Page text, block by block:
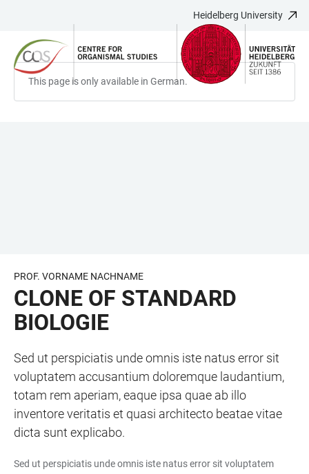
ACCESSIBILITY
LINKS
MAIN
CONTENT
MAIN
NAVIGATION
SEARCH
FORM
Heidelberg University
This page is only available in German.
PROF. VORNAME NACHNAME
CLONE OF STANDARD
BIOLOGIE
Sed ut perspiciatis unde omnis iste natus error sit
voluptatem accusantium doloremque laudantium,
totam rem aperiam, eaque ipsa quae ab illo
inventore veritatis et quasi architecto beatae vitae
dicta sunt explicabo.
Sed ut perspiciatis unde omnis iste natus error sit voluptatem